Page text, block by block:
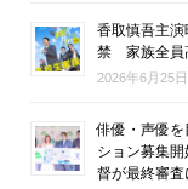
香取慎吾主
禁 家族全員
2026年6月25日
俳優・声優
ション募集
督が最終審査